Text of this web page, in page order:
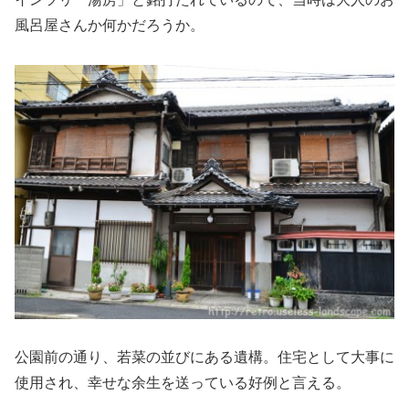
風呂屋さんか何かだろうか。
公園前の通り、若菜の並びにある遺構。住宅として大事に
使用され、幸せな余生を送っている好例と言える。